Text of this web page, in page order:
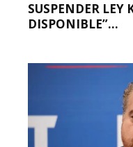
SUSPENDER LEY
DISPONIBLE”...